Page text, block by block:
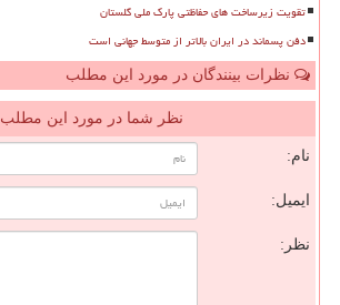
تقویت زیرساخت های حفاظتی پارک ملی گلستان
دفن پسماند در ایران بالاتر از متوسط جهانی است
نظرات بینندگان در مورد این مطلب
نظر شما در مورد این مطلب
نام:
ایمیل:
نظر: